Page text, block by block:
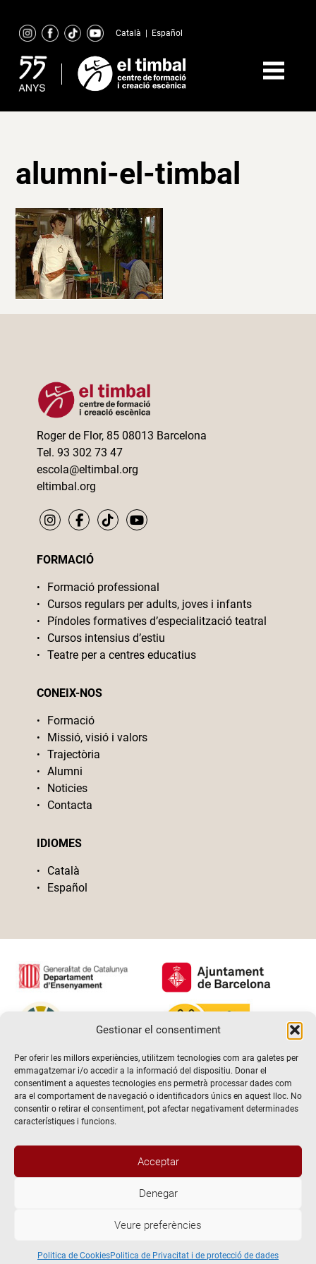
Gestionar el consentiment
Per oferir les millors experiències, utilitzem tecnologies com ara galetes per
emmagatzemar i/o accedir a la informació del dispositiu. Donar el
consentiment a aquestes tecnologies ens permetrà processar dades com
ara el comportament de navegació o identificadors únics en aquest lloc. No
consentir o retirar el consentiment, pot afectar negativament determinades
característiques i funcions.
Acceptar
Denegar
Veure preferències
Politica de CookiesPolitica de Privacitat i de protecció de dades
content
Català Español
alumni-el-timbal
Roger de Flor, 85 08013 Barcelona
Tel. 93 302 73 47
escola@eltimbal.org
eltimbal.org
FORMACIÓ
Formació professional
Cursos regulars per adults, joves i infants
Píndoles formatives d’especialització teatral
Cursos intensius d’estiu
Teatre per a centres educatius
CONEIX-NOS
Formació
Missió, visió i valors
Trajectòria
Alumni
Noticies
Contacta
IDIOMES
Català
Español
@2026 Escola de teatre El Timbal. Tots els drets reservats
Avís Legal
Politica de Cookies